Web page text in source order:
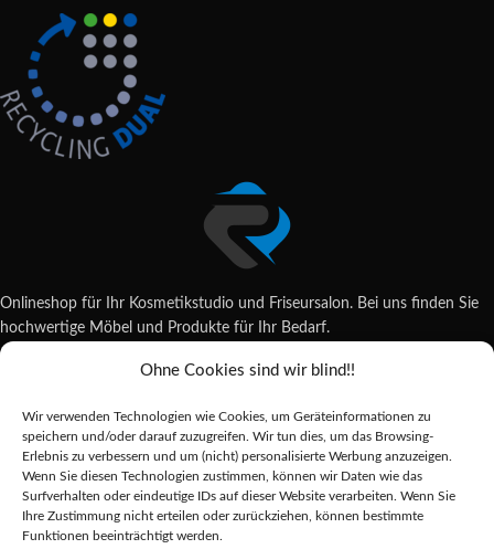
Ohne Cookies sind wir blind!!
Wir verwenden Technologien wie Cookies, um Geräteinformationen zu
speichern und/oder darauf zuzugreifen. Wir tun dies, um das Browsing-
Erlebnis zu verbessern und um (nicht) personalisierte Werbung anzuzeigen.
Wenn Sie diesen Technologien zustimmen, können wir Daten wie das
Surfverhalten oder eindeutige IDs auf dieser Website verarbeiten. Wenn Sie
Ihre Zustimmung nicht erteilen oder zurückziehen, können bestimmte
Funktionen beeinträchtigt werden.
Onlineshop für Ihr Kosmetikstudio und Friseursalon. Bei uns finden Sie
hochwertige Möbel und Produkte für Ihr Bedarf.
Wildsachsener Str. 6, 65207 Wiesbaden
shop@reda-shop.de
REDA SHOP - Hochwertige Studio Ausstattung
2025.
Alle Preise inkl. der gesetzlichen MwSt.